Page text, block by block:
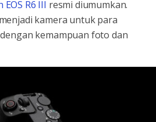
EOS R6 III resmi diumumkan.
kamera untuk para
kemampuan foto dan